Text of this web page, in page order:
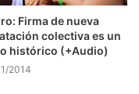
Firma de nueva
colectiva es un
histórico (+Audio)
2014